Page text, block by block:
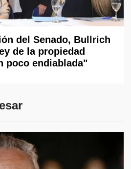
del Senado, Bullrich
de la propiedad
poco endiablada"